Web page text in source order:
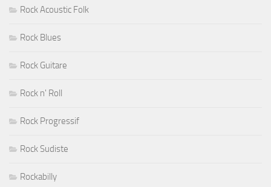
Rock Acoustic Folk
Rock Blues
Rock Guitare
Rock n' Roll
Rock Progressif
Rock Sudiste
Rockabilly